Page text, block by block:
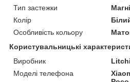
Тип застежки
Колір
Особливість кольору
Користувальницькі
Виробник
Моделі телефона